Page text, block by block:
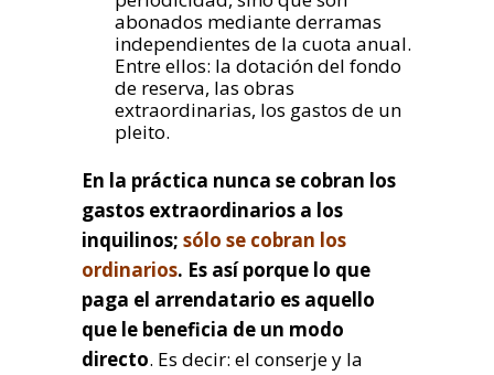
abonados mediante derramas
independientes de la cuota anual.
Entre ellos: la dotación del fondo
de reserva, las obras
extraordinarias, los gastos de un
pleito.
En la práctica nunca se cobran los
gastos extraordinarios a los
inquilinos; sólo se cobran los
ordinarios. Es así porque lo que
paga el arrendatario es aquello
que le beneficia de un modo
directo. Es decir: el conserje y la